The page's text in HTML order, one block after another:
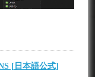
[日本語公式]